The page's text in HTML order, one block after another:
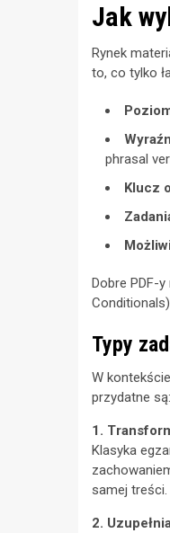
Jak
Rynek
to, co tylko
phrasal
Klucz
Dobre PDF-
Typy
W
przydatne są:
1.
Klasyka
samej treści.
2.